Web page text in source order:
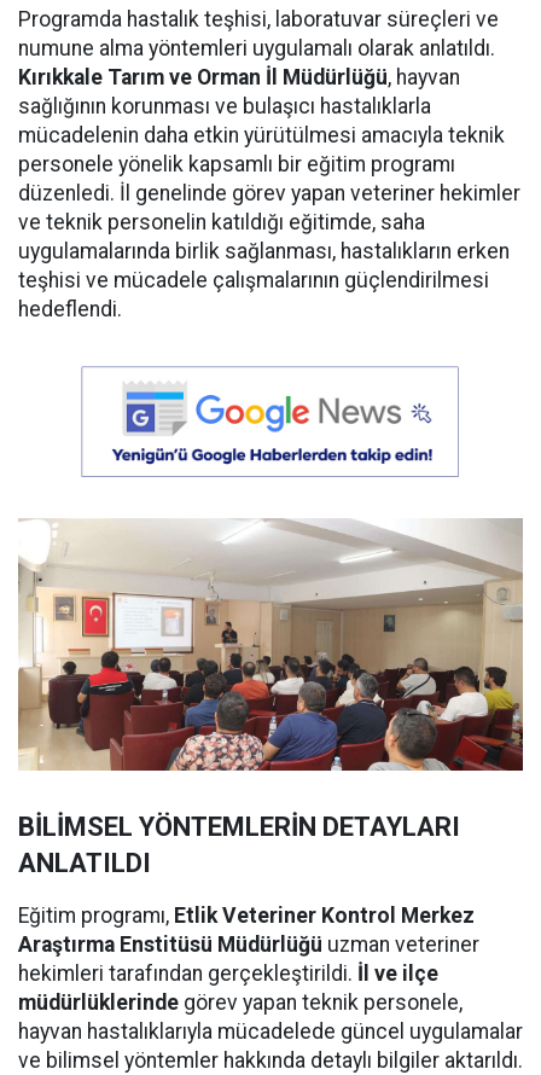
Programda hastalık teşhisi, laboratuvar süreçleri ve
numune alma yöntemleri uygulamalı olarak anlatıldı.
Kırıkkale Tarım ve Orman İl Müdürlüğü, hayvan
sağlığının korunması ve bulaşıcı hastalıklarla
mücadelenin daha etkin yürütülmesi amacıyla teknik
personele yönelik kapsamlı bir eğitim programı
düzenledi. İl genelinde görev yapan veteriner hekimler
ve teknik personelin katıldığı eğitimde, saha
uygulamalarında birlik sağlanması, hastalıkların erken
teşhisi ve mücadele çalışmalarının güçlendirilmesi
hedeflendi.
BİLİMSEL YÖNTEMLERİN DETAYLARI
ANLATILDI
Eğitim programı, Etlik Veteriner Kontrol Merkez
Araştırma Enstitüsü Müdürlüğü uzman veteriner
hekimleri tarafından gerçekleştirildi. İl ve ilçe
müdürlüklerinde görev yapan teknik personele,
hayvan hastalıklarıyla mücadelede güncel uygulamalar
ve bilimsel yöntemler hakkında detaylı bilgiler aktarıldı.